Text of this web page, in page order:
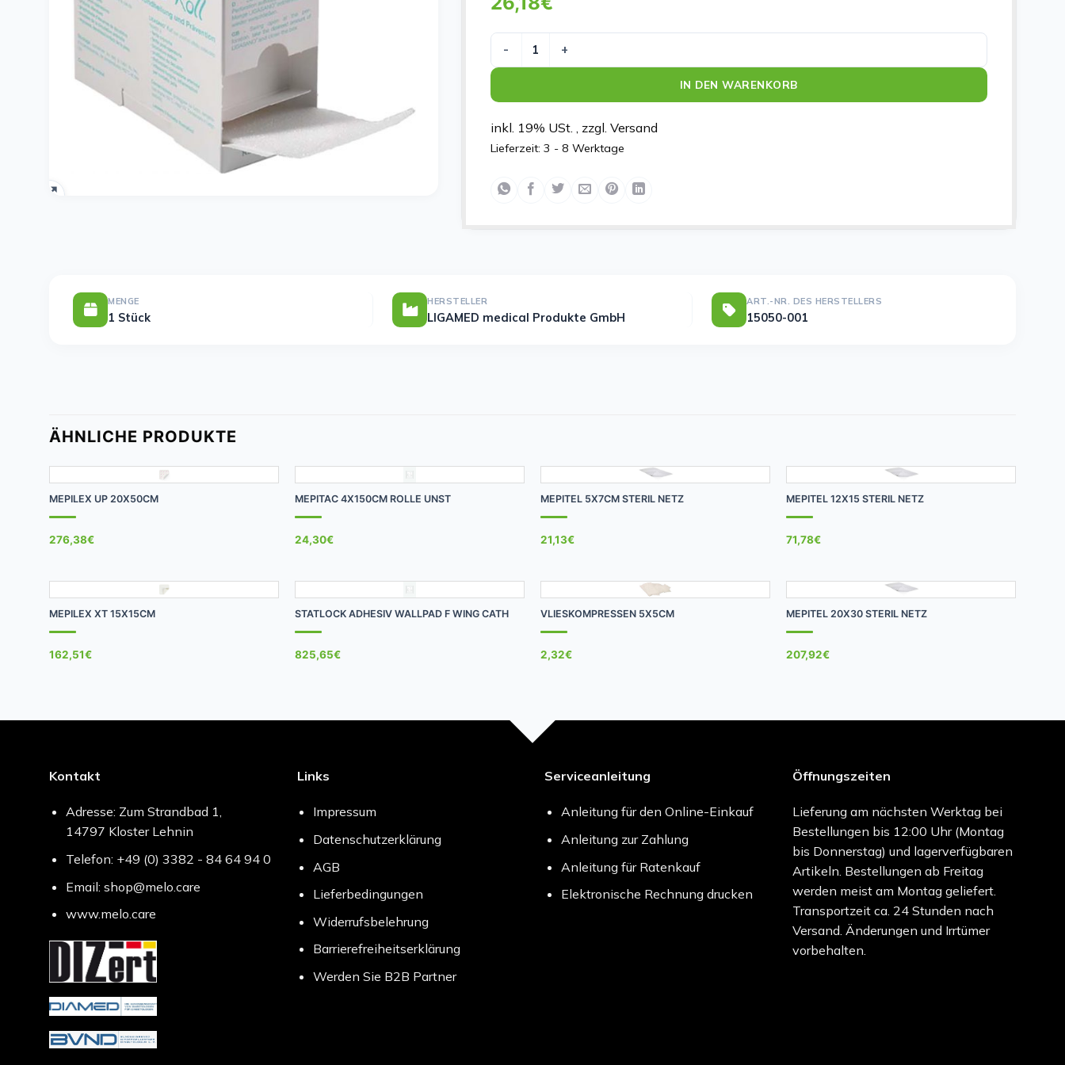
LIGASANO RO WE U 300X5X0.3 Menge
IN DEN WARENKORB
inkl. 19% USt. , zzgl. Versand
Lieferzeit: 3 - 8 Werktage
MENGE
1 Stück
HERSTELLER
LIGAMED medical Produkte GmbH
ART.-NR. DES HERSTELLERS
15050-001
ÄHNLICHE PRODUKTE
MEPILEX UP 20X50CM
276,38€
MEPITAC 4X150CM ROLLE UNST
24,30€
MEPITEL 5X7CM STERIL NETZ
21,13€
MEPITEL 12X15 STERIL NETZ
71,78€
MEPILEX XT 15X15CM
162,51€
STATLOCK ADHESIV WALLPAD F WING CATH
825,65€
VLIESKOMPRESSEN 5X5CM
2,32€
MEPITEL 20X30 STERIL NETZ
207,92€
Kontakt
Adresse: Zum Strandbad 1,
14797 Kloster Lehnin
Telefon: +49 (0) 3382 - 84 64 94 0
Email: shop@melo.care
www.melo.care
Links
Impressum
Datenschutzerklärung
AGB
Lieferbedingungen
Widerrufsbelehrung
Barrierefreiheitserklärung
Werden Sie B2B Partner
Serviceanleitung
Anleitung für den Online-Einkauf
Anleitung zur Zahlung
Anleitung für Ratenkauf
Elektronische Rechnung drucken
Öffnungszeiten
Lieferung am nächsten Werktag bei
Bestellungen bis 12:00 Uhr (Montag
bis Donnerstag) und lagerverfügbaren
Artikeln. Bestellungen ab Freitag
werden meist am Montag geliefert.
Transportzeit ca. 24 Stunden nach
Versand. Änderungen und Irrtümer
vorbehalten.